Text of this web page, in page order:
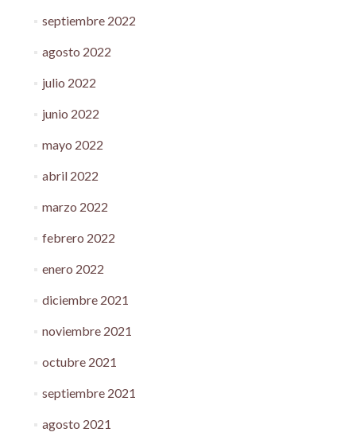
septiembre 2022
agosto 2022
julio 2022
junio 2022
mayo 2022
abril 2022
marzo 2022
febrero 2022
enero 2022
diciembre 2021
noviembre 2021
octubre 2021
septiembre 2021
agosto 2021